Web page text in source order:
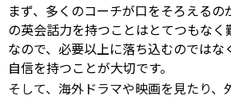
まず、多くのコーチが口をそろえるの
の英会話力を持つことはとてつもなく
なので、必要以上に落ち込むのではな
自信を持つことが大切です。
そして、海外ドラマや映画を見たり、